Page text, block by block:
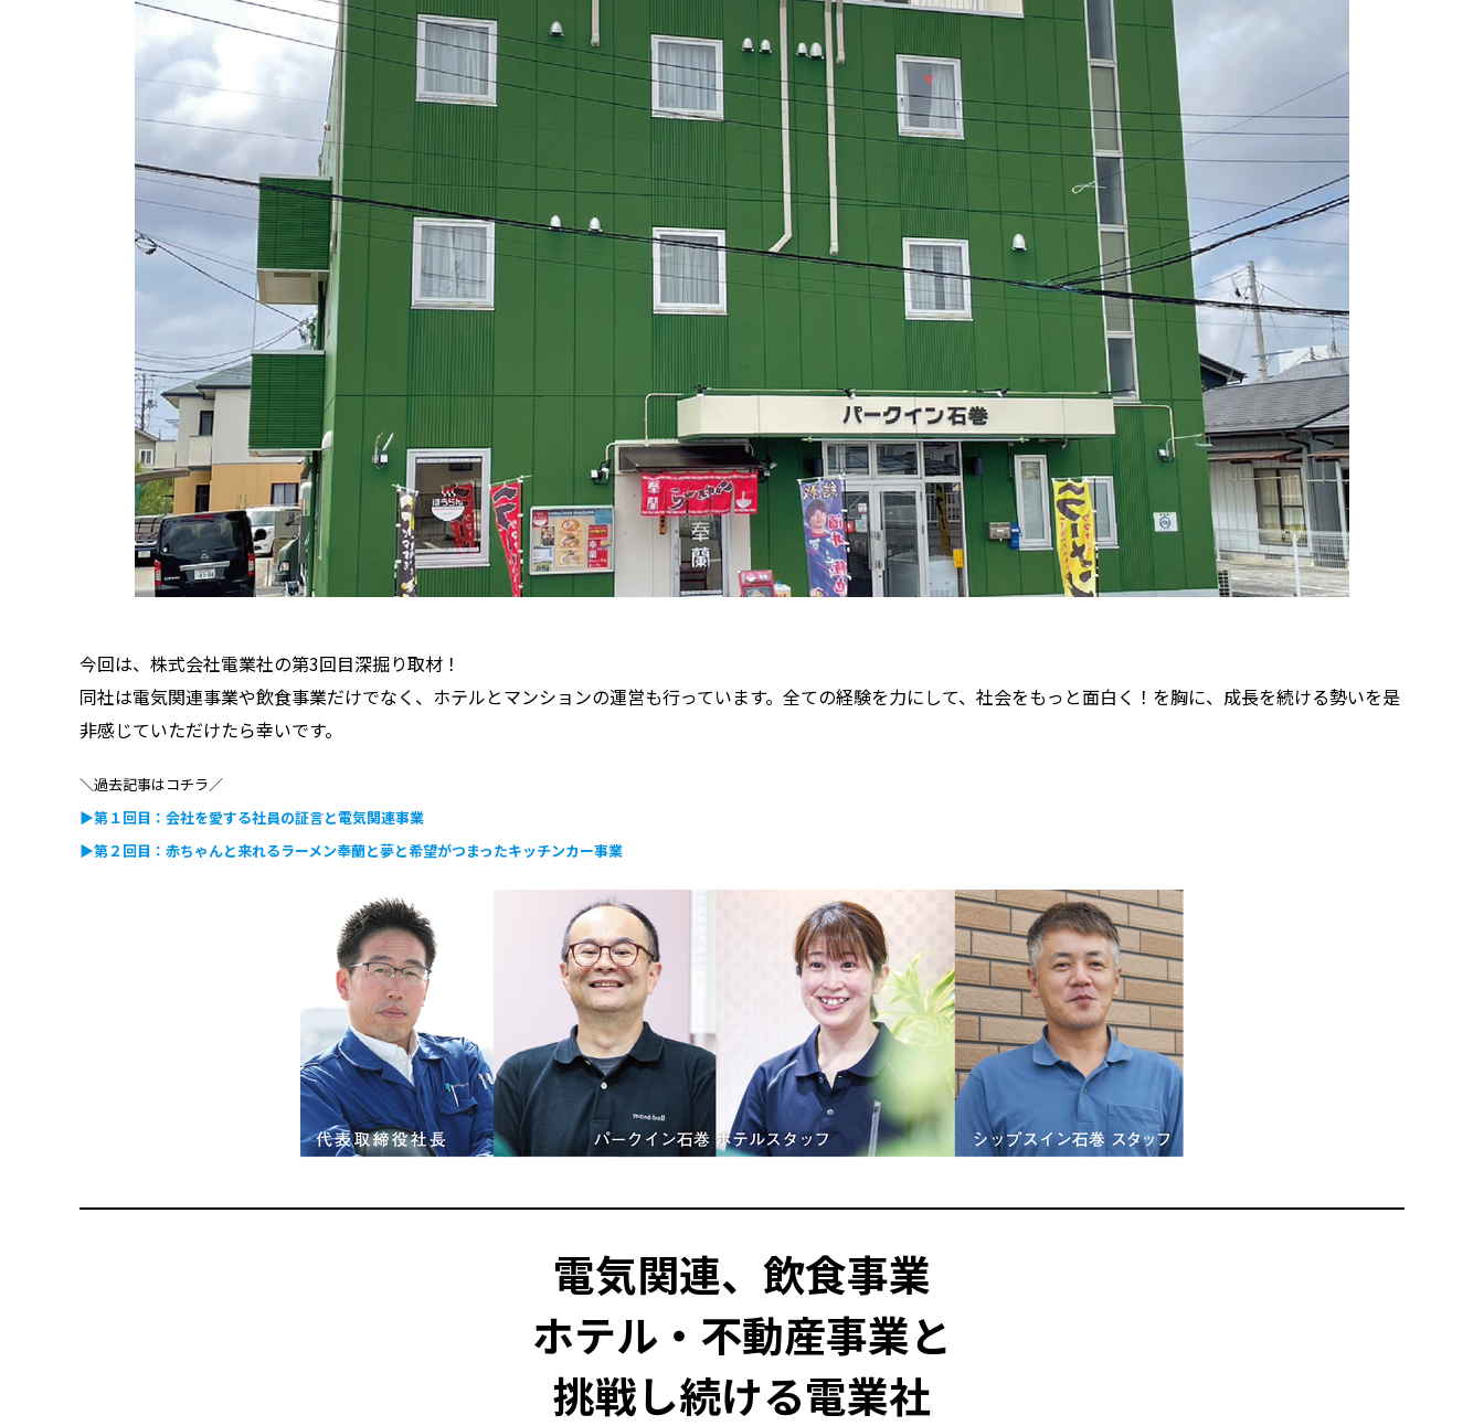
今回は、株式会社電業社の第3回目深掘り取材！
同社は電気関連事業や飲食事業だけでなく、ホテルとマンションの運営も行っています。全ての経験を力にして、社会をもっと面白く！を胸に、成長を続ける勢いを是
非感じていただけたら幸いです。
＼過去記事はコチラ／
▶第１回目：会社を愛する社員の証言と電気関連事業
▶第２回目：赤ちゃんと来れるラーメン奉蘭と夢と希望がつまったキッチンカー事業
電気関連、飲食事業
ホテル・不動産事業と
挑戦し続ける電業社